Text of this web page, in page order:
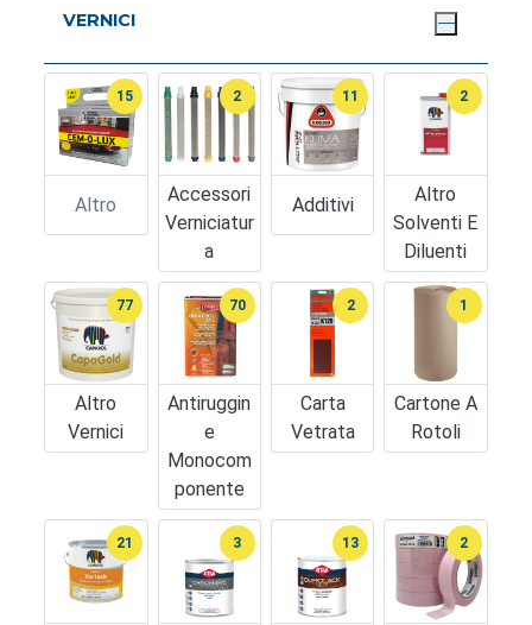
VERNICI
Altro
15
Accessori
Verniciatur
A
2
Additivi
11
Altro
Solventi E
Diluenti
2
Altro
Vernici
77
Antiruggin
E
Monocom
Ponente
70
Carta
Vetrata
2
Cartone A
Rotoli
1
21 3 13 2